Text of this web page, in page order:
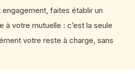
engagement, faites établir un
à votre mutuelle : c’est la seule
votre reste à charge, sans